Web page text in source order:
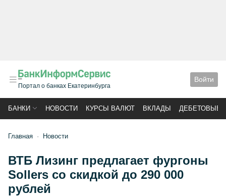
Портал о банках Екатеринбурга
Войти
БАНКИ НОВОСТИ КУРСЫ ВАЛЮТ ВКЛАДЫ ДЕБЕТОВЫЕ
Главная Новости
ВТБ Лизинг предлагает фургоны
Sollers со скидкой до 290 000
рублей